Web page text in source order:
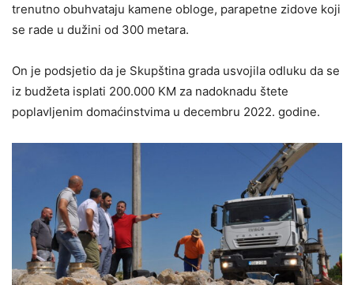
trenutno obuhvataju kamene obloge, parapetne zidove koji
se rade u dužini od 300 metara.
On je podsjetio da je Skupština grada usvojila odluku da se
iz budžeta isplati 200.000 KM za nadoknadu štete
poplavljenim domaćinstvima u decembru 2022. godine.